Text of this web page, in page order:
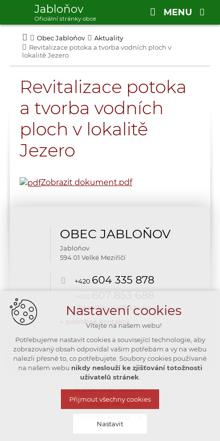
Obec Jabloňov
Aktuality
Revitalizace potoka a tvorba vodních ploch v
lokalitě Jezero
Revitalizace potoka
a tvorba vodních
ploch v lokalitě
Jezero
Zobrazit dokument.pdf
OBEC JABLOŇOV
Jabloňov
594 01 Velké Meziříčí
+420 604 335 878
obec.jablonov@seznam.cz
» podrobné kontakty
Nastavení cookies
Vítejte na našem webu!
Potřebujeme nastavit cookies a související technologie, aby
zobrazovaný obsah odpovídal vašim potřebám a vy na webu
nalezli přesně to, co potřebujete. Soubory cookies používané
na našem webu nikdy neslouží ke zjišťování totožnosti
uživatelů stránek
Přijmout všechny cookies
Nastavit
© 2026 Obec Jabloňov
mapa webu
Jabloňov
Oficiální stránky obce
MENU